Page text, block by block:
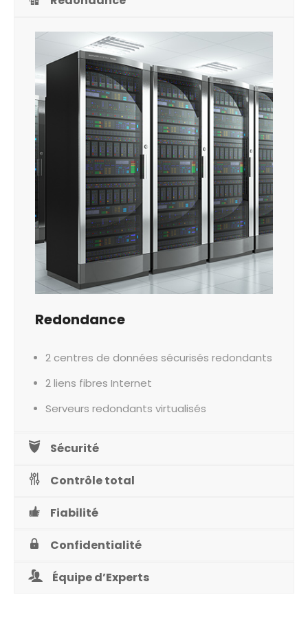
Redondance
2 centres de données sécurisés redondants
2 liens fibres Internet
Serveurs redondants virtualisés
Sécurité
Contrôle total
Fiabilité
Confidentialité
Équipe d’Experts